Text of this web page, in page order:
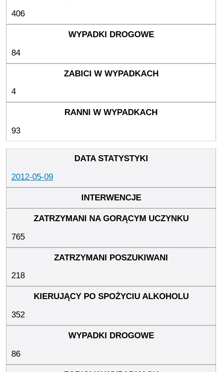
406
84
4
93
2012-05-09
765
218
352
86